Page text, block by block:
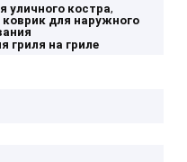
уличного костра,
для наружного
гриля на гриле